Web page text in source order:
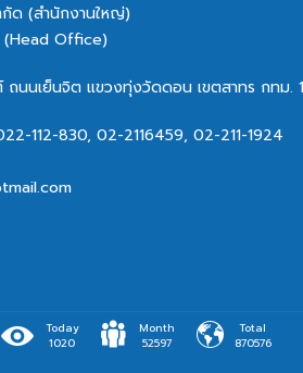
กัด (สำนักงานใหญ่)
Office)
นนเย็นจิต แขวงทุ่งวัดดอน เขตสาทร กทม.
112-830, 02-2116459, 02-211-1924
Today
1020
Month
52597
Total
870576